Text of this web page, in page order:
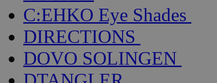
C:EHKO Eye Shades
DIRECTIONS
DOVO SOLINGEN